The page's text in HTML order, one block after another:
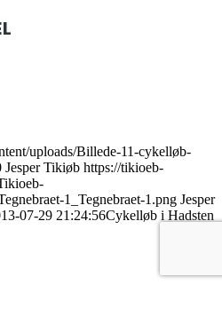
uploads/Billede-11-cykelløb-
Jesper Tikiøb https://tikioeb-
1_Tegnebraet-1.png Jesper
07-29 21:24:56Cykelløb i Hadsten